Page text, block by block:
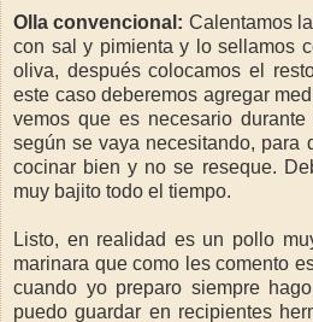
Olla convencional: Calentamos
con sal y pimienta y lo sellamos
oliva, después colocamos el
este caso deberemos agregar
vemos que es necesario
según se vaya necesitando, para
cocinar bien y no se reseque.
muy bajito todo el tiempo.
Listo, en realidad es un pollo
marinara que como les comento
cuando yo preparo siempre
puedo guardar en recipientes